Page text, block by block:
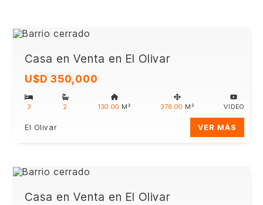
Casa en Venta en El Olivar
U$D 350,000
3 2 130.00 M² 378.00 M² VIDEO
El Olivar VER MÁS
Casa en Venta en El Olivar